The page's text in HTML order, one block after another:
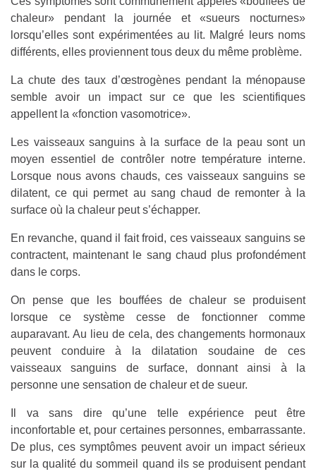
chaleur» pendant la journée et «sueurs nocturnes»
lorsqu’elles sont expérimentées au lit. Malgré leurs noms
différents, elles proviennent tous deux du même problème.
La chute des taux d’œstrogènes pendant la ménopause
semble avoir un impact sur ce que les scientifiques
appellent la «fonction vasomotrice».
Les vaisseaux sanguins à la surface de la peau sont un
moyen essentiel de contrôler notre température interne.
Lorsque nous avons chauds, ces vaisseaux sanguins se
dilatent, ce qui permet au sang chaud de remonter à la
surface où la chaleur peut s’échapper.
En revanche, quand il fait froid, ces vaisseaux sanguins se
contractent, maintenant le sang chaud plus profondément
dans le corps.
On pense que les bouffées de chaleur se produisent
lorsque ce système cesse de fonctionner comme
auparavant. Au lieu de cela, des changements hormonaux
peuvent conduire à la dilatation soudaine de ces
vaisseaux sanguins de surface, donnant ainsi à la
personne une sensation de chaleur et de sueur.
Il va sans dire qu’une telle expérience peut être
inconfortable et, pour certaines personnes, embarrassante.
De plus, ces symptômes peuvent avoir un impact sérieux
sur la qualité du sommeil quand ils se produisent pendant